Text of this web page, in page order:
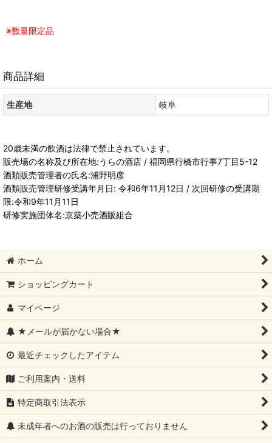
※数量限定品
商品詳細
生産地 岐阜
20歳未満の飲酒は法律で禁止されています。
販売場の名称及び所在地:うらの酒店 / 福岡県行橋市行事7丁目5-12
酒類販売管理者の氏名:浦野明彦
酒類販売管理研修受講年月日: 令和6年11月12日 / 次回研修の受講期
限:令和9年11月11日
研修実施団体名:京築小売酒販組合
ホーム
ショッピングカート
マイページ
★メールが届かない場合★
最近チェックしたアイテム
ご利用案内・送料
特定商取引法表示
未成年者へのお酒の販売は行っておりません